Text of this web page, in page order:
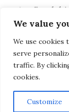
We value
We use cookies
serve
traffic. By
cookies.
Customize
¿Sus
que puede
mascarilla
AVISO